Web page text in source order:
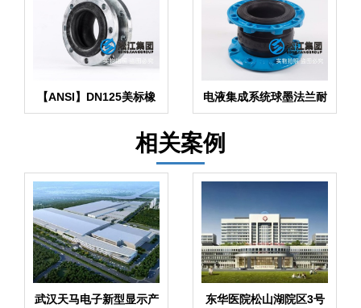
【ANSI】DN125美标橡
胶伸缩节
电液集成系统球墨法兰耐
油橡胶接头
相关案例
武汉天马电子新型显示产
东华医院松山湖院区3号